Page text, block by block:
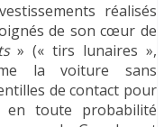
réalisés
de son cœur de
» (« tirs lunaires »,
la voiture sans
de contact pour
en toute probabilité